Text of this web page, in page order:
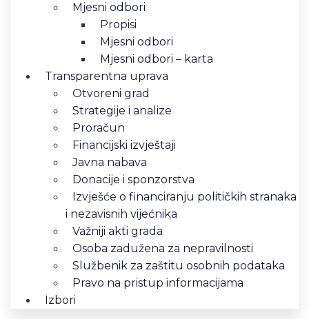
Mjesni odbori
Propisi
Mjesni odbori
Mjesni odbori – karta
Transparentna uprava
Otvoreni grad
Strategije i analize
Proračun
Financijski izvještaji
Javna nabava
Donacije i sponzorstva
Izvješće o financiranju političkih stranaka
i nezavisnih vijećnika
Važniji akti grada
Osoba zadužena za nepravilnosti
Službenik za zaštitu osobnih podataka
Pravo na pristup informacijama
Izbori